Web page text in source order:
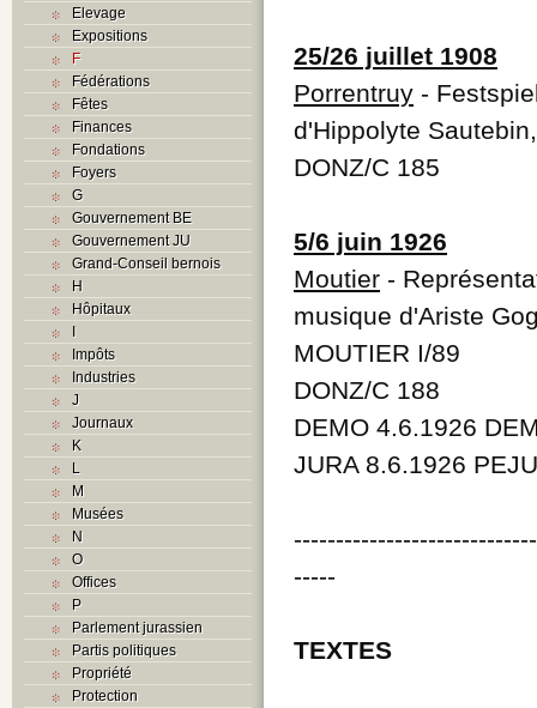
Elevage
Expositions
F
Fédérations
Fêtes
Finances
Fondations
Foyers
G
Gouvernement BE
Gouvernement JU
Grand-Conseil bernois
H
Hôpitaux
I
Impôts
Industries
J
Journaux
K
L
M
Musées
N
O
Offices
P
Parlement jurassien
Partis politiques
Propriété
Protection
25/26 juillet 1908
Porrentruy -
d'Hippolyte
DONZ/C 185
5/6 juin 1926
Moutier -
musique d'Ariste
MOUTIER I/89
DONZ/C 188
DEMO 4.6.1926
JURA 8.6.1926
-----
TEXTES